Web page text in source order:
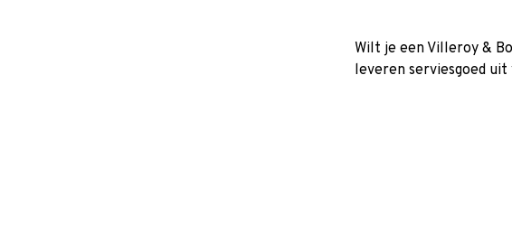
Wilt je een Villeroy &
leveren serviesgoed uit